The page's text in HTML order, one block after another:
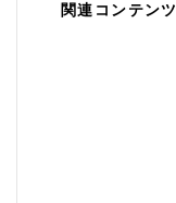
関連コンテンツ